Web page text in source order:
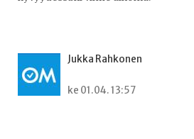
Jukka Rahkonen
ke 01.04. 13:57